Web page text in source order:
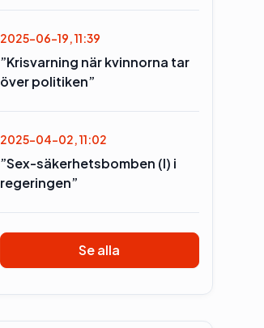
2025-06-19, 11:39
”Krisvarning när kvinnorna tar
över politiken”
2025-04-02, 11:02
”Sex-säkerhetsbomben (l) i
regeringen”
Se alla